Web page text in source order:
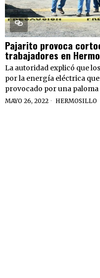
Pajarito provoca
trabajadores en
La autoridad explicó que
por la energía eléctrica
provocado por una
MAYO 26, 2022 HERMOSILLO